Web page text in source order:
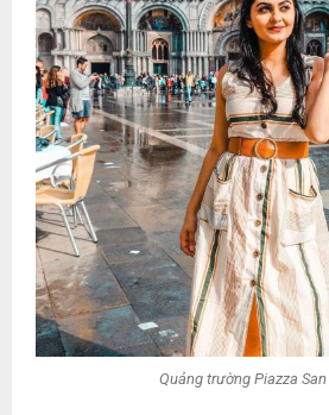
Quảng trường Piazza